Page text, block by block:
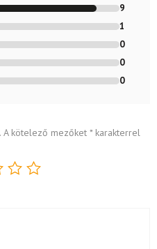
5
9
1
0
0
0
A kötelező mezőket *karakterrel